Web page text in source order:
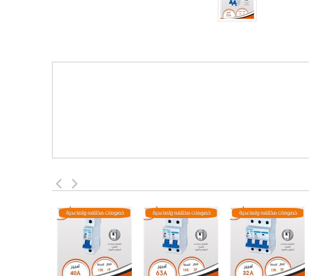
خصومات مختلفه وتصاعدية خصومات مختلفه وتصاعدية خصومات مختلفه وتصاعدية